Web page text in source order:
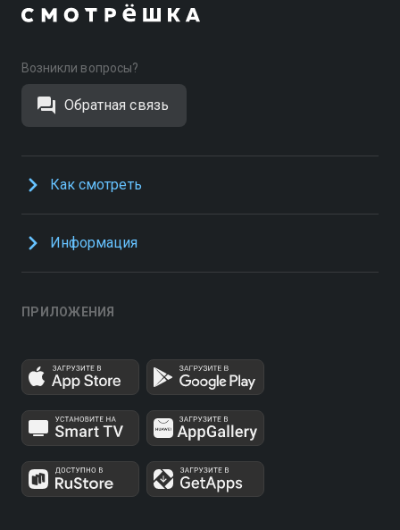
Возникли вопросы?
Обратная связь
Как смотреть
Информация
ПРИЛОЖЕНИЯ